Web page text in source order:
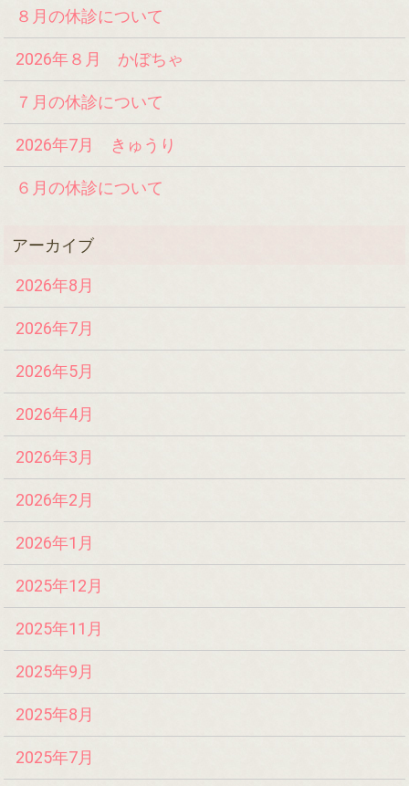
８月の休診について
2026年８月 かぼちゃ
７月の休診について
2026年7月 きゅうり
６月の休診について
2026年8月
2026年7月
2026年5月
2026年4月
2026年3月
2026年2月
2026年1月
2025年12月
2025年11月
2025年9月
2025年8月
2025年7月